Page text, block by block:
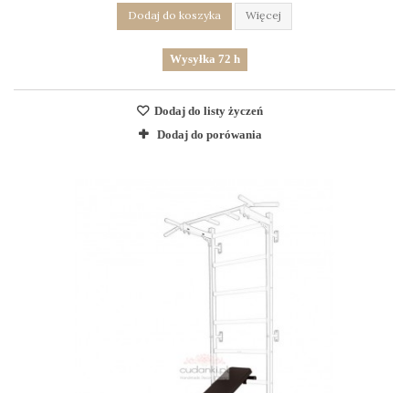
Dodaj do koszyka Więcej
Wysyłka 72 h
Dodaj do listy życzeń
Dodaj do porówania